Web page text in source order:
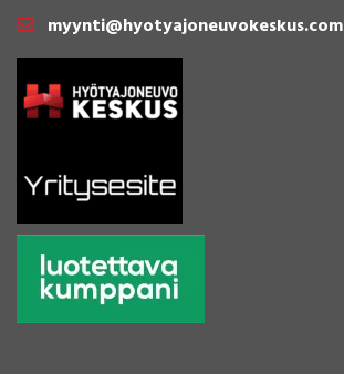
myynti@hyotyajoneuvokeskus.com